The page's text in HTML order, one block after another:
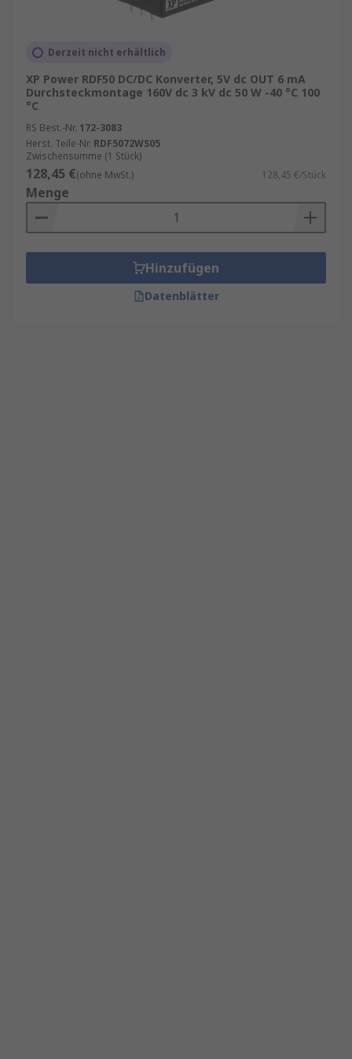
Derzeit nicht erhältlich
XP Power RDF50 DC/DC Konverter, 5V dc OUT 6 mA
Durchsteckmontage 160V dc 3 kV dc 50 W -40 °C 100
°C
RS Best.-Nr. 172-3083
Herst. Teile-Nr. RDF5072WS05
Zwischensumme (1 Stück)
128,45 €(ohne MwSt.) 128,45 €/Stück
Menge
Hinzufügen
Datenblätter